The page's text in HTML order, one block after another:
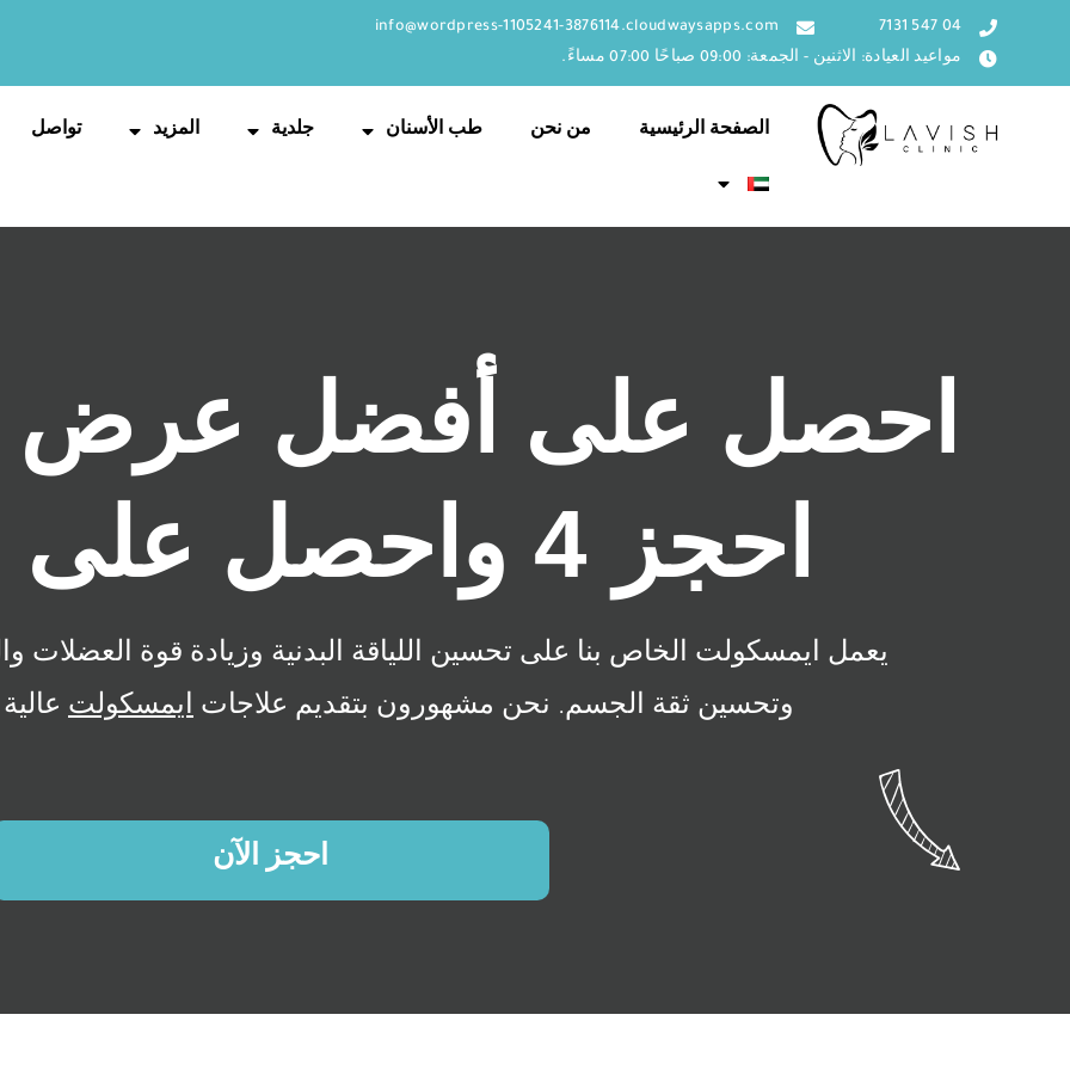
المحتوى
04 547 7131
info@wordpress-1105241-3876114.cloudwaysapps.com
مواعيد العيادة: الاثنين - الجمعة: 09:00 صباحًا 07:00 مساءً.
الصفحة الرئيسية من نحن طب الأسنان جلدية المزيد تواصل
احصل على أفضل عرض
احجز 4 واحصل على 1 مجانًا
يعمل ايمسكولت الخاص بنا على تحسين اللياقة البدنية وزيادة قوة العضلات
وتحسين ثقة الجسم. نحن مشهورون بتقديم علاجات ايمسكولت
احجز الآن